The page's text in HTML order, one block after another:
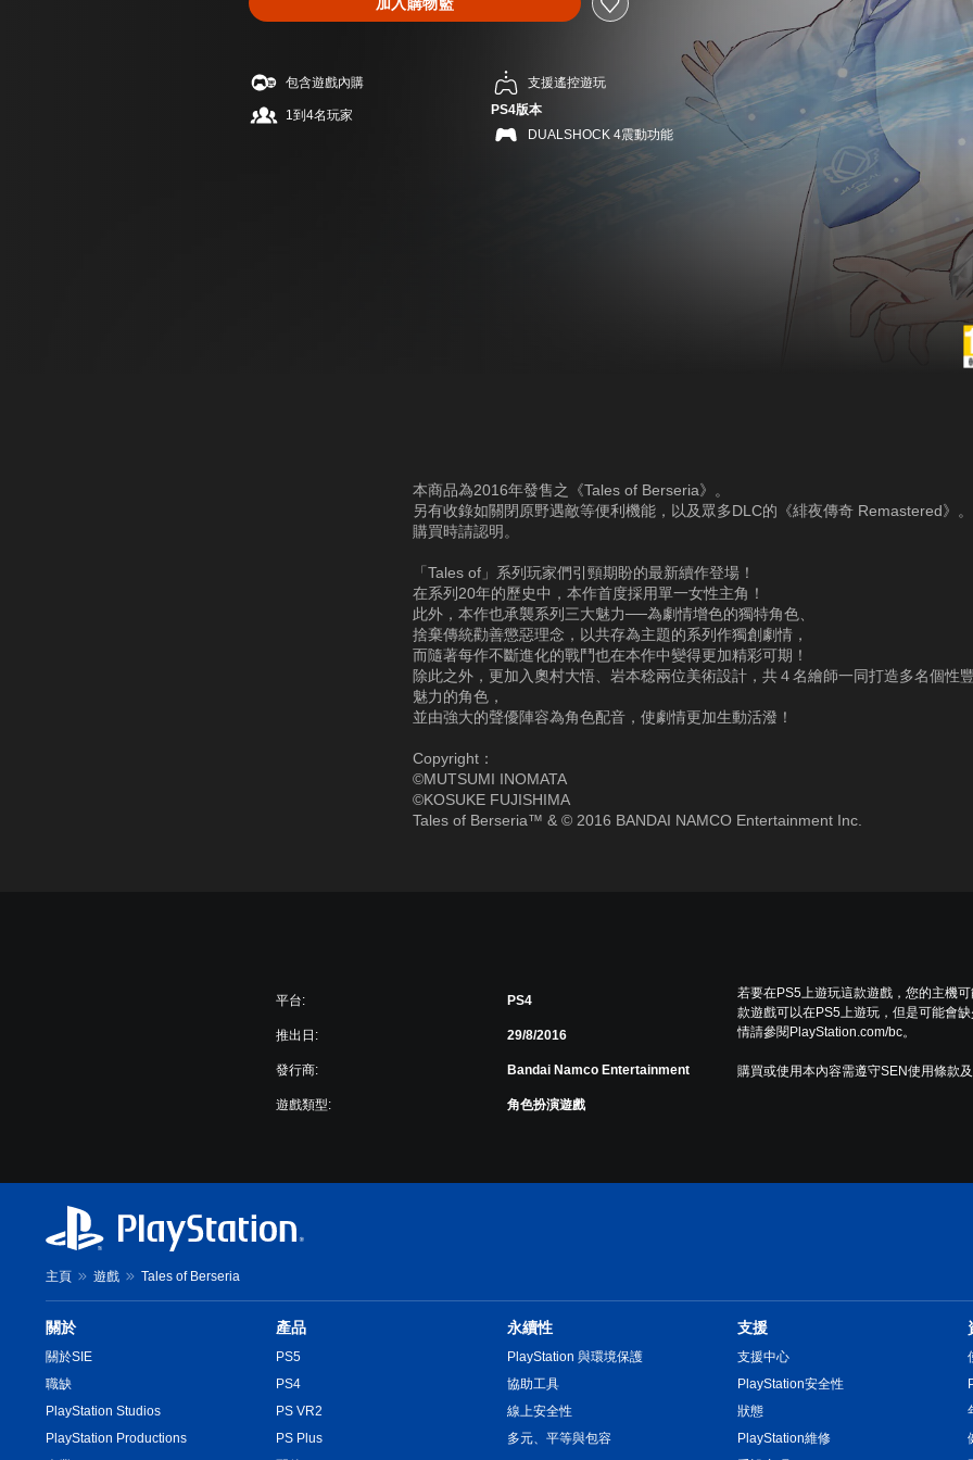
包含遊戲內購
1到4名玩家
支援遙控遊玩
PS4版本
DUALSHOCK 4震動功能
本商品為2016年發售之《Tales of Berseria》。
另有收錄如關閉原野遇敵等便利機能，以及眾多DLC的《緋夜傳奇 Remastered》。
購買時請認明。
「Tales of」系列玩家們引頸期盼的最新續作登場！
在系列20年的歷史中，本作首度採用單一女性主角！
此外，本作也承襲系列三大魅力──為劇情增色的獨特角色、
捨棄傳統勸善懲惡理念，以共存為主題的系列作獨創劇情，
而隨著每作不斷進化的戰鬥也在本作中變得更加精彩可期！
除此之外，更加入奧村大悟、岩本稔兩位美術設計，共４名繪師一同打造多名個性
魅力的角色，
並由強大的聲優陣容為角色配音，使劇情更加生動活潑！
Copyright：
©MUTSUMI INOMATA
©KOSUKE FUJISHIMA
Tales of Berseria™ & © 2016 BANDAI NAMCO Entertainment Inc.
平台: PS4
推出日: 29/8/2016
發行商: Bandai Namco Entertainment
遊戲類型: 角色扮演遊戲
若要在PS5上遊玩這款遊戲，您的主機
款遊戲可以在PS5上遊玩，但是可能會
情請參閱PlayStation.com/bc。
購買或使用本內容需遵守SEN使用條款及
主頁 遊戲 Tales of Berseria
關於
關於SIE
職缺
PlayStation Studios
PlayStation Productions
產品
PS5
PS4
PS VR2
PS Plus
永續性
PlayStation 與環境保護
協助工具
線上安全性
多元、平等與包容
支援
支援中心
PlayStation安全性
狀態
PlayStation維修